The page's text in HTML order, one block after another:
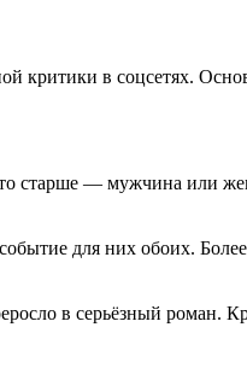
критики в соцсетях.
старше — мужчина или
для них обоих.
в серьёзный роман.